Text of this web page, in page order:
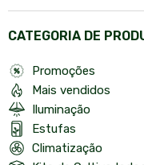
CATEGORIA DE
Promoções
Mais vendidos
Iluminação
Estufas
Climatização